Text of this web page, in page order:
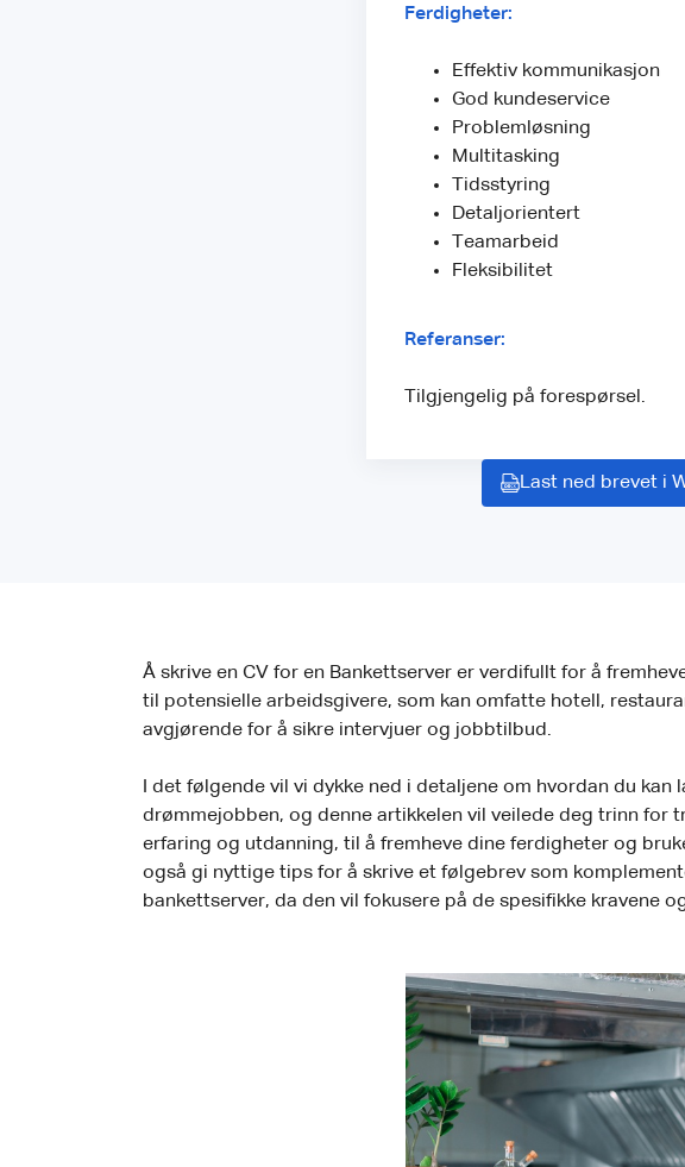
Ferdigheter:
Effektiv kommunikasjon
God kundeservice
Problemløsning
Multitasking
Tidsstyring
Detaljorientert
Teamarbeid
Fleksibilitet
Referanser:
Tilgjengelig på forespørsel.
Last ned brevet i
Å skrive en CV for en Bankettserver er verdifullt for å
til potensielle arbeidsgivere, som kan omfatte hotell,
avgjørende for å sikre intervjuer og jobbtilbud.
I det følgende vil vi dykke ned i detaljene om hvordan du
drømmejobben, og denne artikkelen vil veilede deg trinn for
erfaring og utdanning, til å fremheve dine ferdigheter og
også gi nyttige tips for å skrive et følgebrev som
bankettserver, da den vil fokusere på de spesifikke kravene